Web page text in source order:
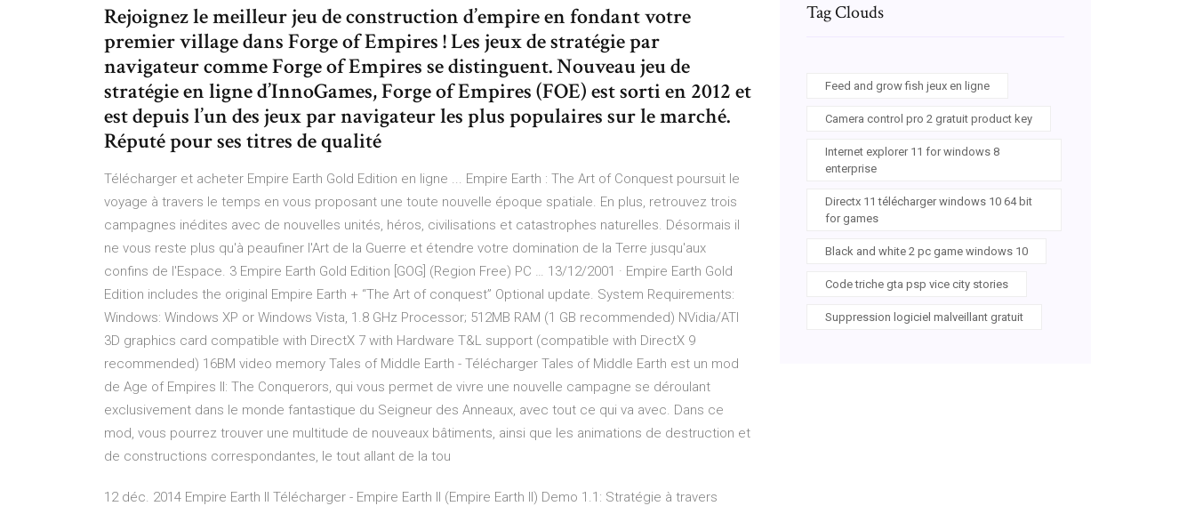
Rejoignez le meilleur jeu de construction d’empire en fondant votre
premier village dans Forge of Empires ! Les jeux de stratégie par
navigateur comme Forge of Empires se distinguent. Nouveau jeu de
stratégie en ligne d’InnoGames, Forge of Empires (FOE) est sorti en 2012 et
est depuis l’un des jeux par navigateur les plus populaires sur le marché.
Réputé pour ses titres de qualité
Télécharger et acheter Empire Earth Gold Edition en ligne ... Empire Earth : The Art of Conquest poursuit le
voyage à travers le temps en vous proposant une toute nouvelle époque spatiale. En plus, retrouvez trois
campagnes inédites avec de nouvelles unités, héros, civilisations et catastrophes naturelles. Désormais il
ne vous reste plus qu'à peaufiner l'Art de la Guerre et étendre votre domination de la Terre jusqu'aux
confins de l'Espace. 3 Empire Earth Gold Edition [GOG] (Region Free) PC … 13/12/2001 · Empire Earth Gold
Edition includes the original Empire Earth + “The Art of conquest” Optional update. System Requirements:
Windows: Windows XP or Windows Vista, 1.8 GHz Processor; 512MB RAM (1 GB recommended) NVidia/ATI
3D graphics card compatible with DirectX 7 with Hardware T&L support (compatible with DirectX 9
recommended) 16BM video memory Tales of Middle Earth - Télécharger Tales of Middle Earth est un mod
de Age of Empires II: The Conquerors, qui vous permet de vivre une nouvelle campagne se déroulant
exclusivement dans le monde fantastique du Seigneur des Anneaux, avec tout ce qui va avec. Dans ce
mod, vous pourrez trouver une multitude de nouveaux bâtiments, ainsi que les animations de destruction et
de constructions correspondantes, le tout allant de la tou
12 déc. 2014 Empire Earth II Télécharger - Empire Earth II (Empire Earth II) Demo 1.1: Stratégie à travers
Tag Clouds
Feed and grow fish jeux en ligne
Camera control pro 2 gratuit product key
Internet explorer 11 for windows 8
enterprise
Directx 11 télécharger windows 10 64 bit
for games
Black and white 2 pc game windows 10
Code triche gta psp vice city stories
Suppression logiciel malveillant gratuit